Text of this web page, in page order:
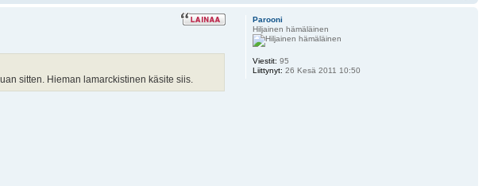
sitten. Hieman lamarckistinen käsite siis.
Parooni
Hiljainen hämäläinen
Viestit: 95
Liittynyt: 26 Kesä 2011 10:50